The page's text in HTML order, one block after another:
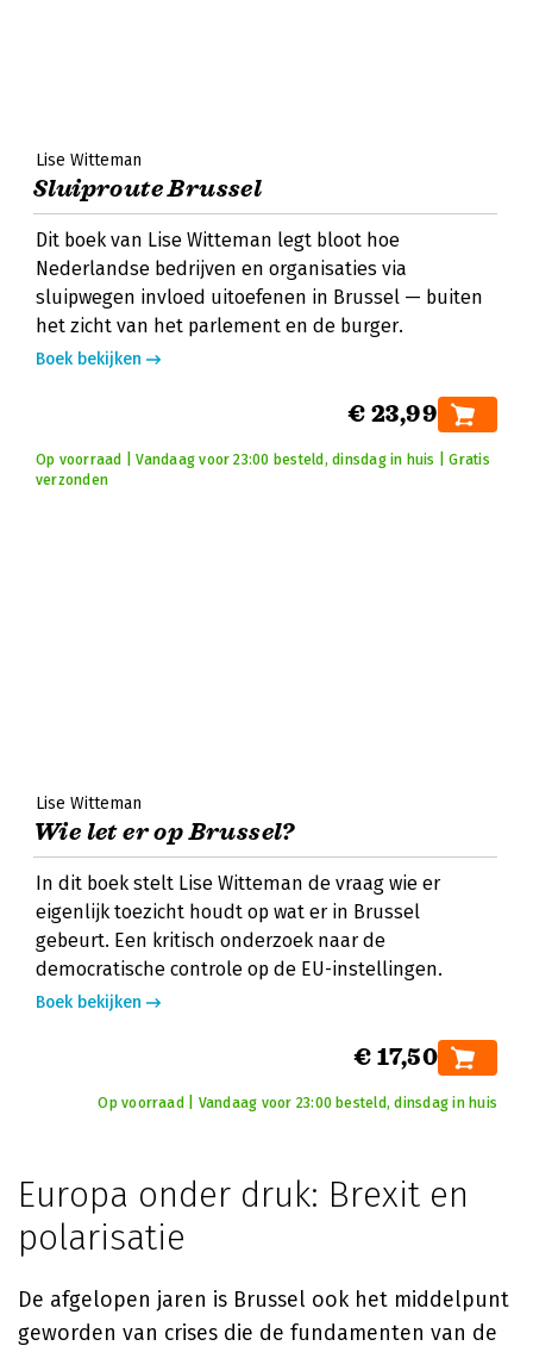
Lise Witteman
Sluiproute Brussel
Dit boek van Lise Witteman legt bloot hoe
Nederlandse bedrijven en organisaties via
sluipwegen invloed uitoefenen in Brussel — buiten
het zicht van het parlement en de burger.
Boek bekijken
€ 23,99
Op voorraad | Vandaag voor 23:00 besteld, dinsdag in huis | Gratis
verzonden
Lise Witteman
Wie let er op Brussel?
In dit boek stelt Lise Witteman de vraag wie er
eigenlijk toezicht houdt op wat er in Brussel
gebeurt. Een kritisch onderzoek naar de
democratische controle op de EU-instellingen.
Boek bekijken
€ 17,50
Op voorraad | Vandaag voor 23:00 besteld, dinsdag in huis
Europa onder druk: Brexit en
polarisatie
De afgelopen jaren is Brussel ook het middelpunt
geworden van crises die de fundamenten van de